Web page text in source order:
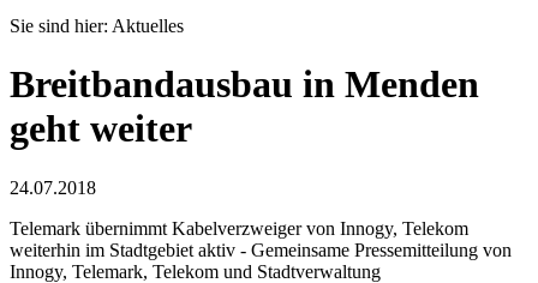
Sie sind hier: Aktuelles
Breitbandausbau in Menden
geht weiter
24.07.2018
Telemark übernimmt Kabelverzweiger von Innogy, Telekom
weiterhin im Stadtgebiet aktiv - Gemeinsame Pressemitteilung von
Innogy, Telemark, Telekom und Stadtverwaltung